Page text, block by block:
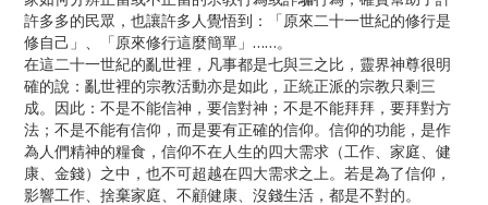
許多多的民眾，也讓許多人覺悟到：「原來二十一世紀的修行是
修自己」、「原來修行這麼簡單」……。
在這二十一世紀的亂世裡，凡事都是七與三之比，靈界神尊很明
確的說：亂世裡的宗教活動亦是如此，正統正派的宗教只剩三
成。因此：不是不能信神，要信對神；不是不能拜拜，要拜對方
法；不是不能有信仰，而是要有正確的信仰。信仰的功能，是作
為人們精神的糧食，信仰不在人生的四大需求（工作、家庭、健
康、金錢）之中，也不可超越在四大需求之上。若是為了信仰，
影響工作、捨棄家庭、不顧健康、沒錢生活，都是不對的。